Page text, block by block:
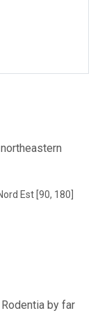
Est [90, 180]
by far